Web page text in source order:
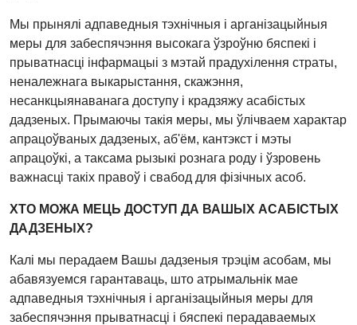
Мы прынялі адпаведныя тэхнічныя і арганізацыйныя
меры для забеспячэння высокага ўзроўню бяспекі і
прыватнасці інфармацыі з мэтай прадухілення страты,
неналежнага выкарыстання, скажэння,
несанкцыянаванага доступу і крадзяжу асабістых
дадзеных. Прымаючы такія меры, мы ўлічваем характар
апрацоўваных дадзеных, аб'ём, кантэкст і мэты
апрацоўкі, а таксама рызыкі рознага роду і ўзровень
важнасці такіх правоў і свабод для фізічных асоб.
ХТО МОЖА МЕЦЬ ДОСТУП ДА ВАШЫХ АСАБІСТЫХ
ДАДЗЕНЫХ?
Калі мы перадаем Вашы дадзеныя трэцім асобам, мы
абавязуемся гарантаваць, што атрымальнік мае
адпаведныя тэхнічныя і арганізацыйныя меры для
забеспячэння прыватнасці і бяспекі перадаваемых